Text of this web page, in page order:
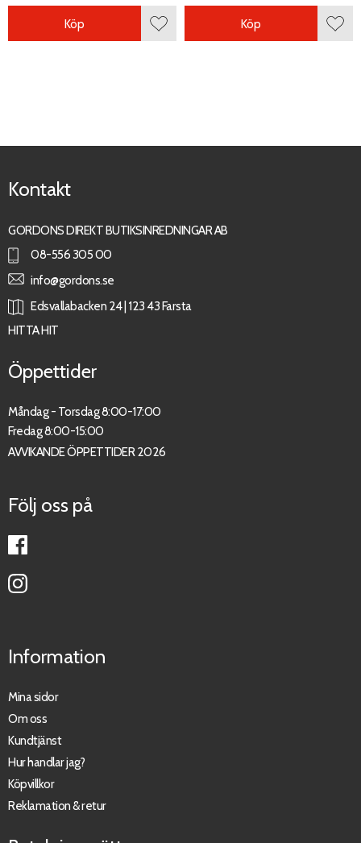
Lägg till i favoriter
Köp Köp
Kontakt
GORDONS DIREKT BUTIKSINREDNINGAR AB
08-556 305 00
info@gordons.se
Edsvallabacken 24 | 123 43 Farsta
HITTA HIT
Öppettider
Måndag - Torsdag 8:00-17:00
Fredag 8:00-15:00
AVVIKANDE ÖPPETTIDER 2026
Följ oss på
Information
Mina sidor
Om oss
Kundtjänst
Hur handlar jag?
Köpvillkor
Reklamation & retur